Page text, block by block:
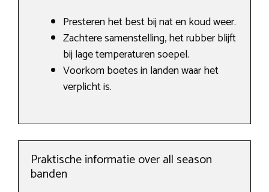
Presteren het best bij nat en koud weer.
Zachtere samenstelling, het rubber blijft
bij lage temperaturen soepel.
Voorkom boetes in landen waar het
verplicht is.
Praktische informatie over all season
banden